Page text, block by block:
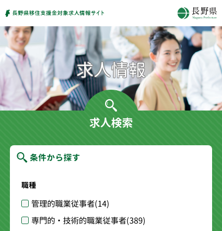
求人検索
条件から探す
職種
管理的職業従事者(14)
専門的・技術的職業従事者(389)